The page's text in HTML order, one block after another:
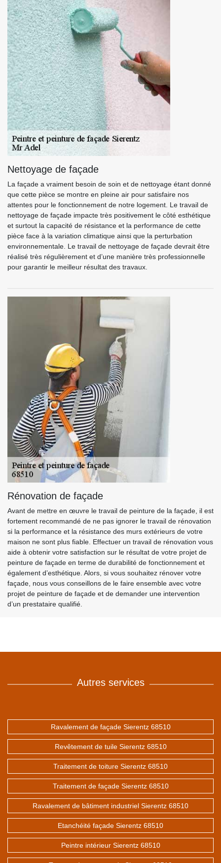
Nettoyage de façade
La façade a vraiment besoin de soin et de nettoyage étant donné
que cette pièce se montre en pleine air pour satisfaire nos
attentes pour le fonctionnement de notre logement. Le travail de
nettoyage de façade impacte très positivement le côté esthétique
et surtout la capacité de résistance et la performance de cette
pièce face à la variation climatique ainsi que la perturbation
environnementale. Le travail de nettoyage de façade devrait être
réalisé très régulièrement et d’une manière très professionnelle
pour garantir le meilleur résultat des travaux.
Rénovation de façade
Avant de mettre en œuvre le travail de peinture de la façade, il est
fortement recommandé de ne pas ignorer le travail de rénovation
si la performance et la résistance des murs extérieurs de votre
maison ne sont plus fiable. Effectuer un travail de rénovation vous
aide à obtenir votre satisfaction sur le résultat de votre projet de
peinture de façade en terme de durabilité de fonctionnement et
également d’esthétique. Alors, si vous souhaitez rénover votre
façade, nous vous conseillons de le faire ensemble avec votre
projet de peinture de façade et de demander une intervention
d’un prestataire qualifié.
Autres services
Ravalement de façade Sierentz 68510
Revêtement de tuile Sierentz 68510
Traitement de toiture Sierentz 68510
Traitement de façade Sierentz 68510
Ravalement de bâtiment industriel Sierentz 68510
Etanchéité façade Sierentz 68510
Peintre intérieur Sierentz 68510